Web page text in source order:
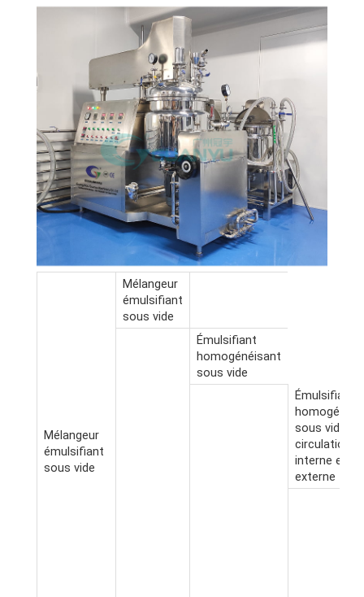
Mélangeur
émulsifiant
sous vide
Mélangeur
émulsifiant
sous vide
Émulsifiant
homogénéisant
sous vide
Émulsifiant
sous vide à
circulation
interne et
externe